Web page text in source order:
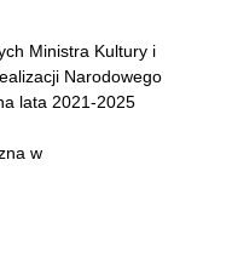
Ministra Kultury i
Narodowego
lata 2021-2025
w